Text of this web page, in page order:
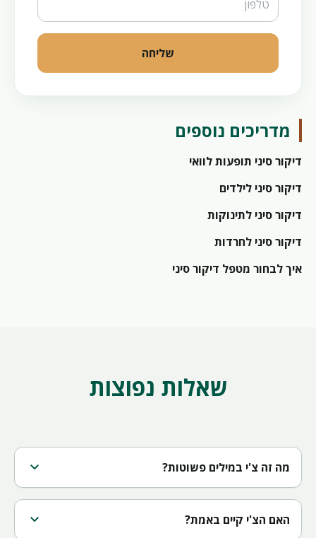
שליחה
מדריכים נוספים
דיקור סיני תופעות לוואי
דיקור סיני לילדים
דיקור סיני לתינוקות
דיקור סיני לחרדות
איך לבחור מטפל דיקור סיני
שאלות נפוצות
מה זה צ'י במילים פשוטות? expand_more
האם הצ'י קיים באמת? expand_more